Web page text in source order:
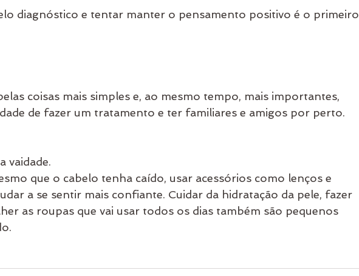
diagnóstico e tentar manter o pensamento positivo é o primeiro
coisas mais simples e, ao mesmo tempo, mais importantes,
de fazer um tratamento e ter familiares e amigos por perto.
vaidade.
que o cabelo tenha caído, usar acessórios como lenços e
a se sentir mais confiante. Cuidar da hidratação da pele, fazer
as roupas que vai usar todos os dias também são pequenos